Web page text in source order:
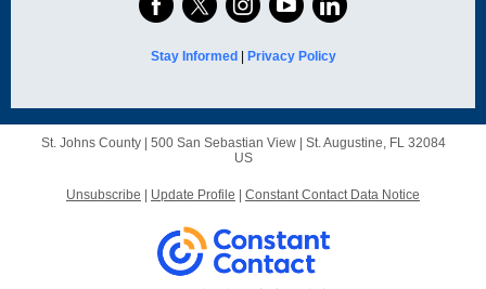
Stay Informed Privacy Policy
St. Johns County | 500 San Sebastian View| St. Augustine, FL 32084
US
Unsubscribe Update Profile Constant Contact Data Notice